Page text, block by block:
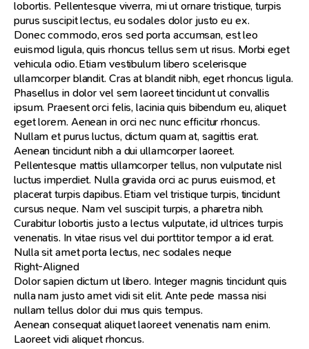
lobortis. Pellentesque viverra, mi ut ornare tristique, turpis
purus suscipit lectus, eu sodales dolor justo eu ex.
Donec commodo, eros sed porta accumsan, est leo
euismod ligula, quis rhoncus tellus sem ut risus. Morbi eget
vehicula odio. Etiam vestibulum libero scelerisque
ullamcorper blandit. Cras at blandit nibh, eget rhoncus ligula.
Phasellus in dolor vel sem laoreet tincidunt ut convallis
ipsum. Praesent orci felis, lacinia quis bibendum eu, aliquet
eget lorem. Aenean in orci nec nunc efficitur rhoncus.
Nullam et purus luctus, dictum quam at, sagittis erat.
Aenean tincidunt nibh a dui ullamcorper laoreet.
Pellentesque mattis ullamcorper tellus, non vulputate nisl
luctus imperdiet. Nulla gravida orci ac purus euismod, et
placerat turpis dapibus. Etiam vel tristique turpis, tincidunt
cursus neque. Nam vel suscipit turpis, a pharetra nibh.
Curabitur lobortis justo a lectus vulputate, id ultrices turpis
venenatis. In vitae risus vel dui porttitor tempor a id erat.
Nulla sit amet porta lectus, nec sodales neque
Right-Aligned
Dolor sapien dictum ut libero. Integer magnis tincidunt quis
nulla nam justo amet vidi sit elit. Ante pede massa nisi
nullam tellus dolor dui mus quis tempus.
Aenean consequat aliquet laoreet venenatis nam enim.
Laoreet vidi aliquet rhoncus.